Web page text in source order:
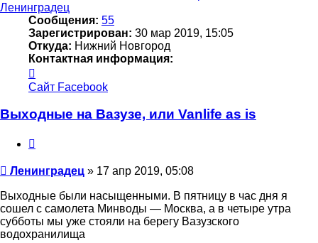
Ленинградец
Сообщения: 55
Зарегистрирован: 30 мар 2019, 15:05
Откуда: Нижний Новгород
Контактная информация:
информация
пользователя
Ленинградец
Сайт Facebook
Выходные на Вазузе, или Vanlife as is
Сообщение
Ленинградец » 17 апр 2019, 05:08
Выходные были насыщенными. В пятницу в час дня я
сошел с самолета Минводы — Москва, а в четыре утра
субботы мы уже стояли на берегу Вазузского
водохранилища